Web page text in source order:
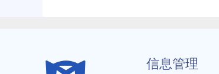
信息管理